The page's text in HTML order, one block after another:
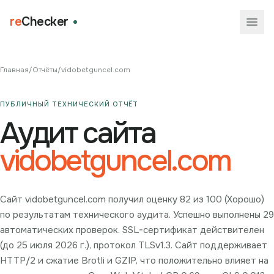
reChecker
Главная/Отчёты/vidobetguncel.com
ПУБЛИЧНЫЙ ТЕХНИЧЕСКИЙ ОТЧЁТ
Аудит сайта
vidobetguncel.com
Сайт vidobetguncel.com получил оценку 82 из 100 (Хорошо)
по результатам технического аудита. Успешно выполнены 29
автоматических проверок. SSL-сертификат действителен
(до 25 июля 2026 г.), протокол TLSv1.3. Сайт поддерживает
HTTP/2 и сжатие Brotli и GZIP, что положительно влияет на